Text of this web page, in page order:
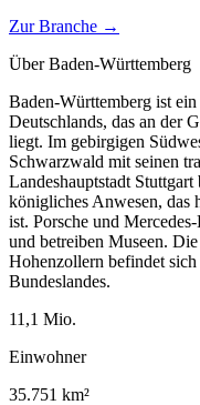
Zur Branche →
ÜberBaden-Württemberg
Baden-Württemberg ist
Deutschlands, das an der
liegt. Im gebirgigen
Schwarzwald mit seinen
Landeshauptstadt
königliches Anwesen, das
ist. Porsche und
und betreiben Museen.
Hohenzollern befindet
Bundeslandes.
11,1 Mio.
Einwohner
35.751 km²